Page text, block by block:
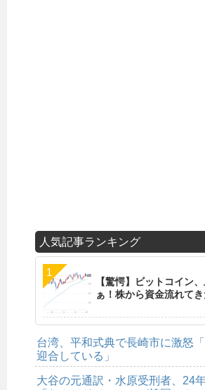
人気記事ランキング
【驚愕】ビットコイン
ぁ！株から資金流れて
台湾、平和式典で長崎市に激怒
迎合している」
大谷の元通訳・水原受刑者、24